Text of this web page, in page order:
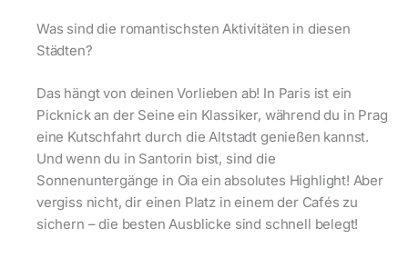
Was sind die romantischsten Aktivitäten in diesen
Städten?
Das hängt von deinen Vorlieben ab! In Paris ist ein
Picknick an der Seine ein Klassiker, während du in Prag
eine Kutschfahrt durch die Altstadt genießen kannst.
Und wenn du in Santorin bist, sind die
Sonnenuntergänge in Oia ein absolutes Highlight! Aber
vergiss nicht, dir einen Platz in einem der Cafés zu
sichern – die besten Ausblicke sind schnell belegt!